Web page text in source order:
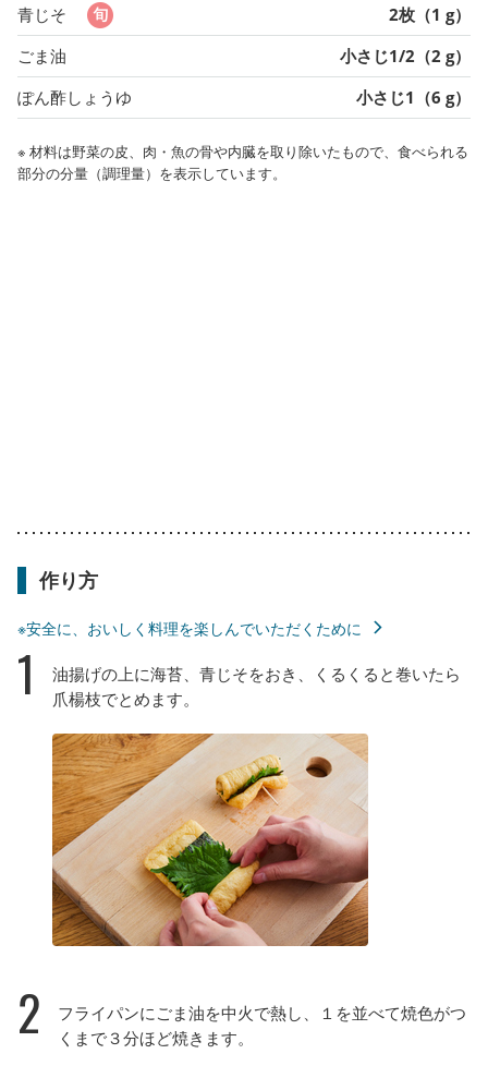
青じそ
2枚（1 g）
ごま油
小さじ1/2（2 g）
ぽん酢しょうゆ
小さじ1（6 g）
※ 材料は野菜の皮、肉・魚の骨や内臓を取り除いたもので、食べられる
部分の分量（調理量）を表示しています。
作り方
※安全に、おいしく料理を楽しんでいただくために
1
油揚げの上に海苔、青じそをおき、くるくると巻いたら
爪楊枝でとめます。
2
フライパンにごま油を中火で熱し、１を並べて焼色がつ
くまで３分ほど焼きます。